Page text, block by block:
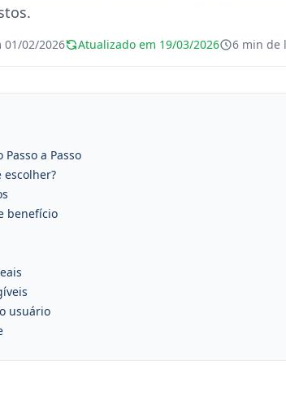
01/02/2026 Atualizado em 19/03/2026 6 min de
a Passo
escolher?
benefício
usuário